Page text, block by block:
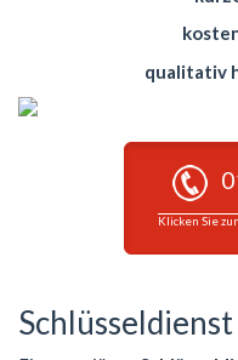
qualitativ
Klicken Sie